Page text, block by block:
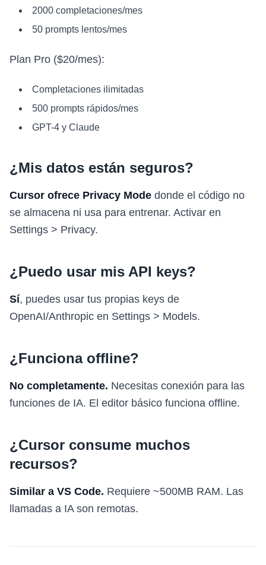
2000 completaciones/mes
50 prompts lentos/mes
Plan Pro ($20/mes):
Completaciones ilimitadas
500 prompts rápidos/mes
GPT-4 y Claude
¿Mis datos están seguros?
Cursor ofrece Privacy Mode donde el código no
se almacena ni usa para entrenar. Activar en
Settings > Privacy.
¿Puedo usar mis API keys?
Sí, puedes usar tus propias keys de
OpenAI/Anthropic en Settings > Models.
¿Funciona offline?
No completamente. Necesitas conexión para las
funciones de IA. El editor básico funciona offline.
¿Cursor consume muchos
recursos?
Similar a VS Code. Requiere ~500MB RAM. Las
llamadas a IA son remotas.